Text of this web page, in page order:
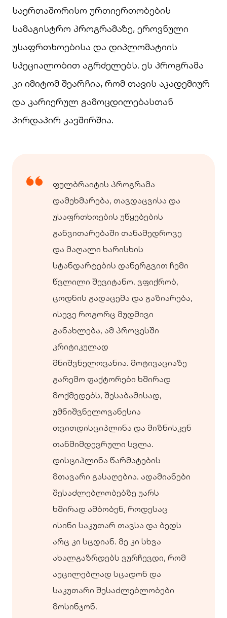
საერთაშორისო ურთიერთობების
სამაგისტრო პროგრამაზე, ეროვნული
უსაფრთხოებისა და დიპლომატიის
სპეციალობით აგრძელებს. ეს პროგრამა
კი იმიტომ შეარჩია, რომ თავის აკადემიურ
და კარიერულ გამოცდილებასთან
პირდაპირ კავშირშია.
ფულბრაიტის პროგრამა
დამეხმარება, თავდაცვისა და
უსაფრთხოების უწყებების
განვითარებაში თანამედროვე
და მაღალი ხარისხის
სტანდარტების დანერგვით ჩემი
წვლილი შევიტანო. ვფიქრობ,
ცოდნის გადაცემა და გაზიარება,
ისევე როგორც მუდმივი
განახლება, ამ პროცესში
კრიტიკულად
მნიშვნელოვანია. მოტივაციაზე
გარემო ფაქტორები ხშირად
მოქმედებს, შესაბამისად,
უმნიშვნელოვანესია
თვითდისციპლინა და მიზნისკენ
თანმიმდევრული სვლა.
დისციპლინა წარმატების
მთავარი გასაღებია. ადამიანები
შესაძლებლობებზე უარს
ხშირად ამბობენ, როდესაც
ისინი საკუთარ თავსა და ბედს
არც კი სცდიან. მე კი სხვა
ახალგაზრდებს ვურჩევდი, რომ
აუცილებლად სცადონ და
საკუთარი შესაძლებლობები
მოსინჯონ.